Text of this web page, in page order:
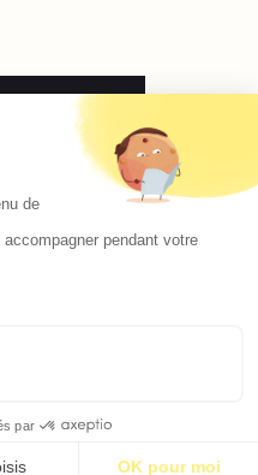
?
|Politique de confidentialité
S’abonner